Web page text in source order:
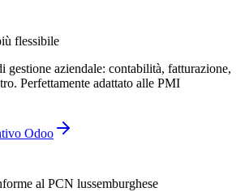
flessibile
gestione aziendale: contabilità, fatturazione,
Perfettamente adattato alle PMI
Odoo
al PCN lussemburghese